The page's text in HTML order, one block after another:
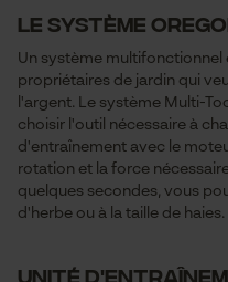
Le système
Un système
propriétaires de jardin qui
l'argent. Le système Multi-
choisir l'outil nécessaire à
d'entraînement avec le
rotation et la force
quelques secondes, vous
d'herbe ou à la taille de haies.
Unité